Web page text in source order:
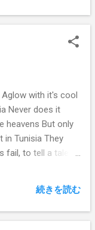
with it's cool
Never does it
heavens But only
in Tunisia They
fail, to tell a tale
The ending of
Tunisia Where the
続きを読む